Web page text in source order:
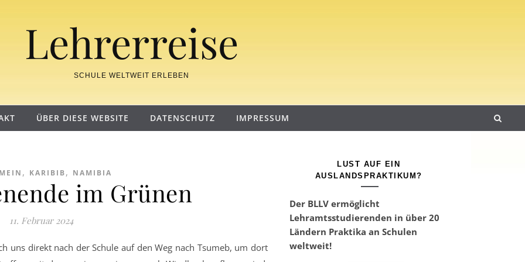
Lehrerreise
SCHULE WELTWEIT ERLEBEN
ÜBER DIESE WEBSITE DATENSCHUTZ IMPRESSUM
, KARIBIB, NAMIBIA
im Grünen
11. Februar 2024
LUST AUF EIN
AUSLANDSPRAKTIKUM?
Der BLLV ermöglicht
Lehramtsstudierenden in über 20
Ländern Praktika an Schulen
weltweit!